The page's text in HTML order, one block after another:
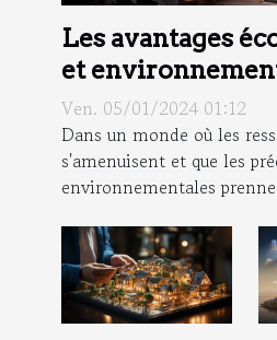
Les avantages
et
recyclage des
construction
Ven. 05/01/2024 01:12
Dans un monde où les
s'amenuisent et que les
environnementales